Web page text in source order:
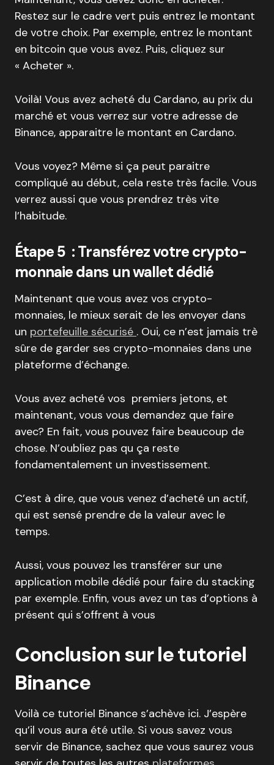
Restez sur le cadre vert puis entrez le montant
de votre choix. Par exemple, entrez le montant
en bitcoin que vous avez. Puis, cliquez sur
« Acheter ».
Voilà! Vous avez acheté du Cardano, au prix du
marché et vous verrez sur votre adresse de
Binance, apparaitre le montant en Cardano.
Vous voyez? Même si ça peut paraitre
compliqué au début, cela reste très facile. Vous
verrez aussi que vous prendrez très vite
l’habitude.
Étape 5 : Transférez votre crypto-
monnaie dans un wallet dédié
Maintenant que vous avez vos crypto-
monnaies, le mieux serait de les envoyer dans
un portefeuille sécurisé . Oui, ce n’est jamais trè
sûre de garder ses crypto-monnaies dans une
plateforme d’échange.
Vous avez acheté vos premiers jetons, et
maintenant, vous vous demandez que faire
avec? En fait, vous pouvez faire beaucoup de
chose. N’oubliez pas qu ça reste
fondamentalement un investissement.
C’est à dire, que vous venez d’acheté un actif,
qui est sensé prendre de la valeur avec le
temps.
Aussi, vous pouvez les transférer sur une
application mobile dédié pour faire du stacking
par exemple. Enfin, vous avez un tas d’options à
présent qui s’offrent à vous
Conclusion sur le tutoriel
Binance
Voilà ce tutoriel Binance s’achève ici. J’espère
qu’il vous aura été utile. Si vous savez vous
servir de Binance, sachez que vous saurez vous